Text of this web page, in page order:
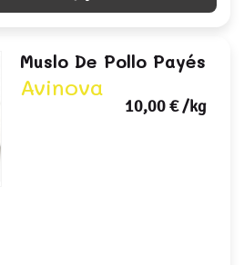
Muslo De Pollo Payés
Avinova
10,00 €/kg